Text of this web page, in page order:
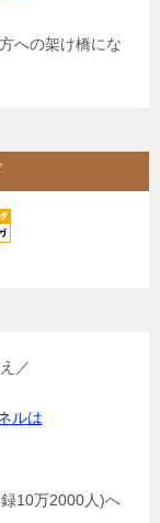
への架け橋にな
／
ルは
10万2000人)へ